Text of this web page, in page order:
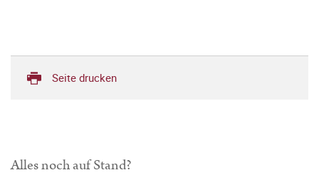
Seite drucken
Alles noch auf Stand?